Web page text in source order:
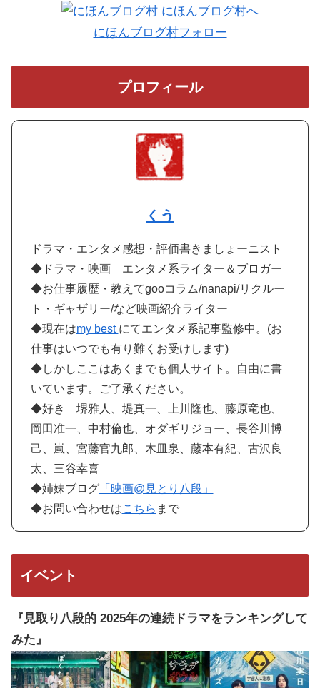
にほんブログ村フォロー
プロフィール
くう
ドラマ・エンタメ感想・評価書きましょーニスト
◆ドラマ・映画 エンタメ系ライター＆ブロガー
◆お仕事履歴・教えてgooコラム/nanapi/リクルー
ト・ギャザリー/など映画紹介ライター
◆現在はmy best にてエンタメ系記事監修中。(お
仕事はいつでも有り難くお受けします)
◆しかしここはあくまでも個人サイト。自由に書
いています。ご了承ください。
◆好き 堺雅人、堤真一、上川隆也、藤原竜也、
岡田准一、中村倫也、オダギリジョー、長谷川博
己、嵐、宮藤官九郎、木皿泉、藤本有紀、古沢良
太、三谷幸喜
◆姉妹ブログ「映画@見とり八段」
◆お問い合わせはこちら まで
イベント
『見取り八段的 2025年の連続ドラマをランキングして
みた』